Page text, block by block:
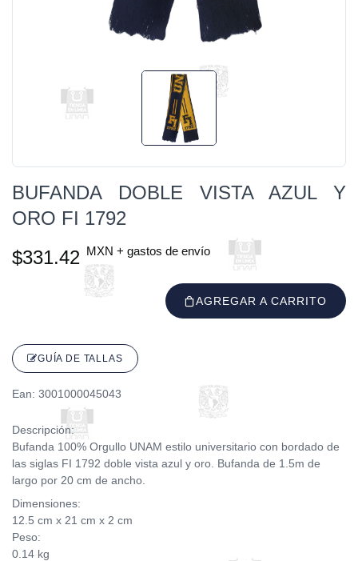
BUFANDA DOBLE VISTA AZUL Y
ORO FI 1792
$331.42 MXN + gastos de envío
AGREGAR A CARRITO
GUÍA DE TALLAS
Ean: 3001000045043
Descripción:
Bufanda 100% Orgullo UNAM estilo universitario con bordado de
las siglas FI 1792 doble vista azul y oro. Bufanda de 1.5m de
largo por 20 cm de ancho.
Dimensiones:
12.5 cm x 21 cm x 2 cm
Peso:
0.14 kg